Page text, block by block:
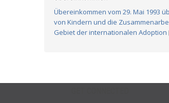
Übereinkommen vom 29. Mai 1993
von Kindern und die
Gebiet der internationalen Adoption